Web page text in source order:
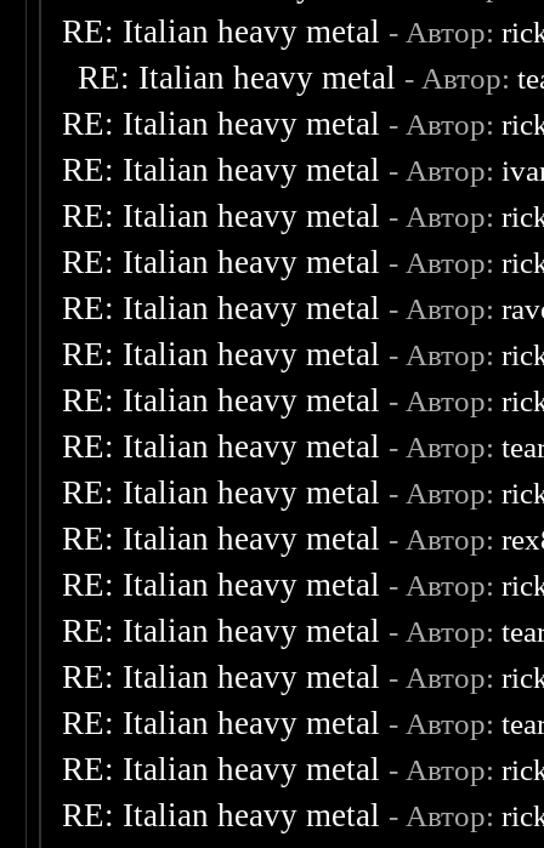
RE: Italian heavy metal - Автор:
RE: Italian heavy metal - Автор:
RE: Italian heavy metal - Автор:
RE: Italian heavy metal - Автор:
RE: Italian heavy metal - Автор:
RE: Italian heavy metal - Автор:
RE: Italian heavy metal - Автор:
RE: Italian heavy metal - Автор:
RE: Italian heavy metal - Автор:
RE: Italian heavy metal - Автор:
RE: Italian heavy metal - Автор:
RE: Italian heavy metal - Автор:
RE: Italian heavy metal - Автор:
RE: Italian heavy metal - Автор:
RE: Italian heavy metal - Автор:
RE: Italian heavy metal - Автор:
RE: Italian heavy metal - Автор:
RE: Italian heavy metal - Автор: